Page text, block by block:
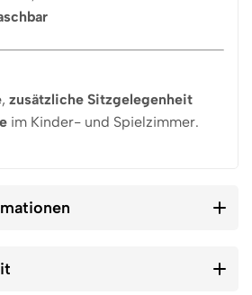
, zusätzliche Sitzgelegenheit
im Kinder- und Spielzimmer.